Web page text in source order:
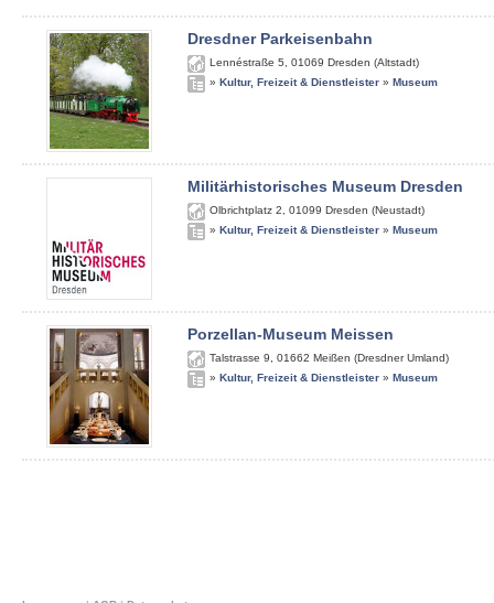
Dresdner Parkeisenbahn
Lennéstraße 5 01069 Dresden (Altstadt)
» Kultur, Freizeit & Dienstleister » Museum
Militärhistorisches Museum Dresden
Olbrichtplatz 2 01099 Dresden (Neustadt)
» Kultur, Freizeit & Dienstleister » Museum
Porzellan-Museum Meissen
Talstrasse 9 01662 Meißen (Dresdner Umland)
» Kultur, Freizeit & Dienstleister » Museum